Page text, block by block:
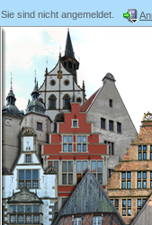
Sie sind nicht angemeldet.